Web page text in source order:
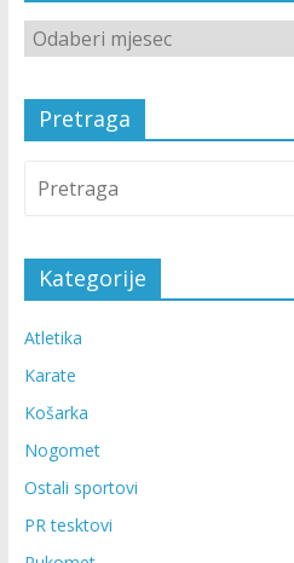
Pretraga
Kategorije
Atletika
Karate
Košarka
Nogomet
Ostali sportovi
PR tesktovi